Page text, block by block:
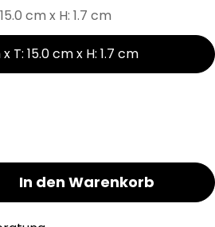
cm x H: 1.7 cm
T: 15.0 cm x H: 1.7 cm
Eiche verringern
ELEA Schneidebrett Eiche
In den Warenkorb